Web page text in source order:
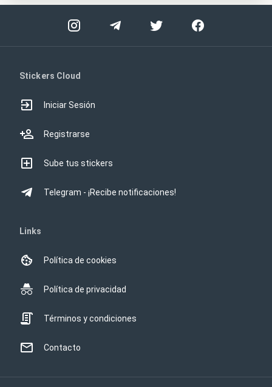
Stickers Cloud
Iniciar Sesión
Registrarse
Sube tus stickers
Telegram - ¡Recibe notificaciones!
Links
Política de cookies
Política de privacidad
Términos y condiciones
Contacto